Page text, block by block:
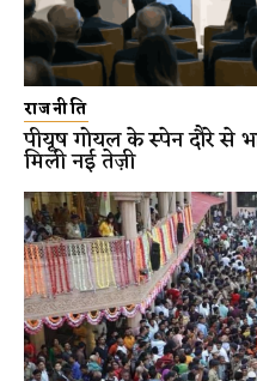
राजनीति
पीयूष गोयल के स्पेन दौरे से
मिली नई तेज़ी